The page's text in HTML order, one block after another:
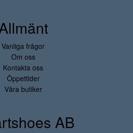
Vanliga frågor
Om oss
Kontakta oss
Öppettider
Våra butiker
AB